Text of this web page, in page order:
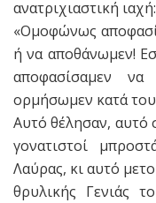
ανατριχιαστική
«Ομοφώνως
ή να αποθάνωμεν!
αποφασίσαμεν
ορμήσωμεν κατά
Αυτό θέλησαν, αυτό
γονατιστοί
Λαύρας, κι αυτό
θρυλικής Γενιάς